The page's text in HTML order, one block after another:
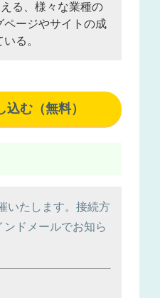
る、様々な業種の
ページやサイトの成
る。
む（無料）
いたします。接続方
ドメールでお知ら